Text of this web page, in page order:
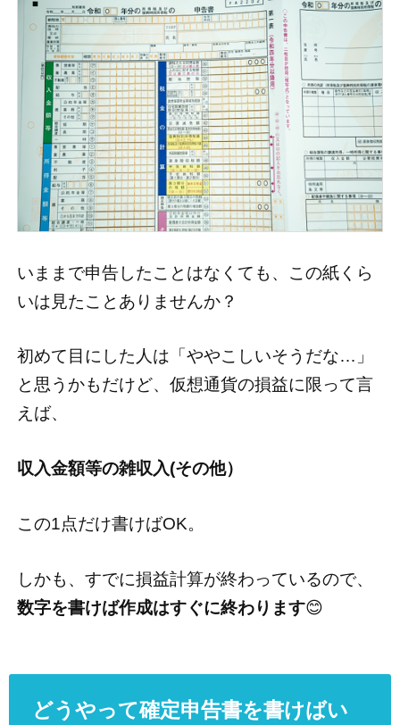
いままで申告したことはなくても、この紙くら
いは見たことありませんか？
初めて目にした人は「ややこしいそうだな…」
と思うかもだけど、仮想通貨の損益に限って言
えば、
収入金額等の雑収入(その他）
この1点だけ書けばOK。
しかも、すでに損益計算が終わっているので、
数字を書けば作成はすぐに終わります😊
どうやって確定申告書を書けばい